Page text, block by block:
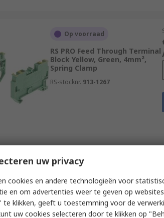
Op voorraad
RS PRO Feed Through Terminal
Block Yellow, Green, 4mm²,
Spring Clamp
RS-stocknr. 913-1267
Op voorraad
RS PRO Feed Through Terminal
Block Beige, 70mm², 1-Level,
Bolt
RS-stocknr.262-4123
uw privacy
cookies en andere technologieën voor
en om advertenties weer te geven op
te klikken, geeft u toestemming voor de
uw cookies selecteren door te klikken op